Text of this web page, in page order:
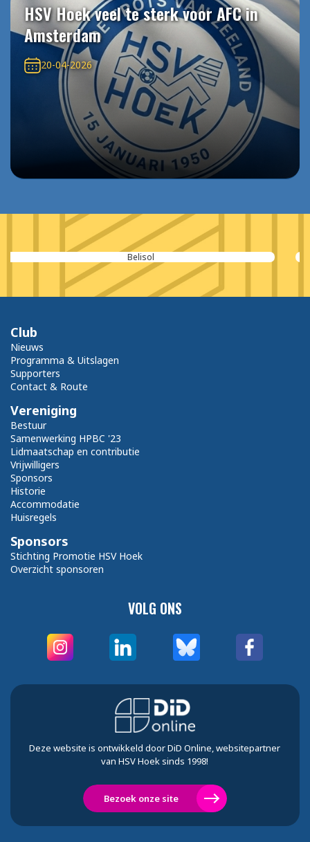
HSV Hoek veel te sterk voor AFC in
Amsterdam
20-04-2026
Cordeel Nederland
VOLG ONS
Club
Nieuws
Programma & Uitslagen
Supporters
Contact & Route
Vereniging
Bestuur
Samenwerking HPBC '23
Lidmaatschap en contributie
Vrijwilligers
Sponsors
Historie
Accommodatie
Huisregels
Sponsors
Stichting Promotie HSV Hoek
Overzicht sponsoren
Deze website is ontwikkeld door DiD Online, websitepartner
van HSV Hoek sinds 1998!
Bezoek onze site